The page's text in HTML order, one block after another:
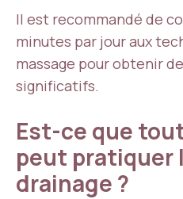
Il est recommandé de
minutes par jour aux
massage pour obtenir
significatifs.
Est-ce que
peut pratiquer
drainage ?